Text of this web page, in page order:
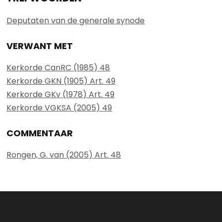
Deputaten van de generale synode
VERWANT MET
Kerkorde CanRC (1985) 48
Kerkorde GKN (1905) Art. 49
Kerkorde GKv (1978) Art. 49
Kerkorde VGKSA (2005) 49
COMMENTAAR
Rongen, G. van (2005) Art. 48